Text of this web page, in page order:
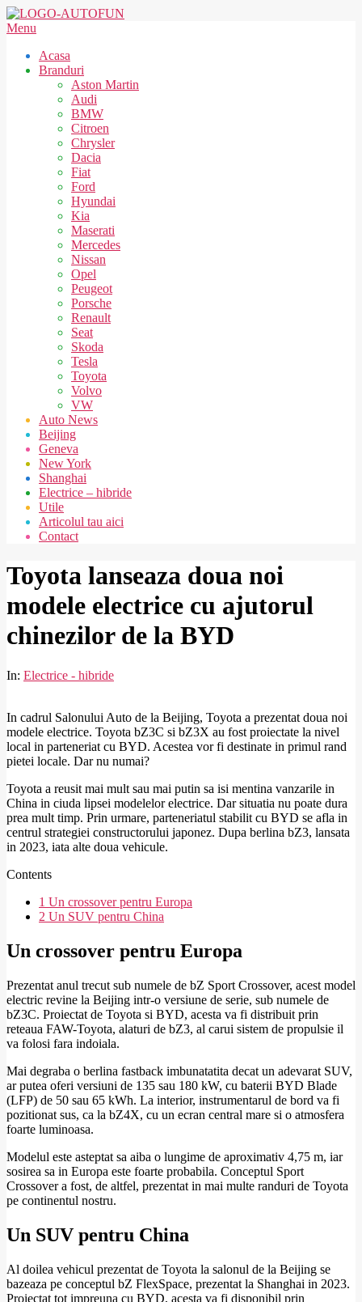
Skip
to
AUTOFUN
Secondary
Menu
Menu
Acasa
Branduri
Aston Martin
Audi
BMW
Citroen
Chrysler
Dacia
Fiat
Ford
Hyundai
Kia
Maserati
Mercedes
Nissan
Opel
Peugeot
Porsche
Renault
Seat
Skoda
Tesla
Toyota
Volvo
VW
Auto News
Beijing
Geneva
New York
Shanghai
Electrice – hibride
Utile
Articolul tau aici
Contact
Toyota lanseaza doua noi
modele electrice cu ajutorul
chinezilor de la BYD
In: Electrice - hibride
In cadrul Salonului Auto de la Beijing, Toyota a prezentat doua noi
modele electrice. Toyota bZ3C si bZ3X au fost proiectate la nivel
local in parteneriat cu BYD. Acestea vor fi destinate in primul rand
pietei locale. Dar nu numai?
Toyota a reusit mai mult sau mai putin sa isi mentina vanzarile in
China in ciuda lipsei modelelor electrice. Dar situatia nu poate dura
prea mult timp. Prin urmare, parteneriatul stabilit cu BYD se afla in
centrul strategiei constructorului japonez. Dupa berlina bZ3, lansata
in 2023, iata alte doua vehicule.
Contents
1 Un crossover pentru Europa
2 Un SUV pentru China
Un crossover pentru Europa
Prezentat anul trecut sub numele de bZ Sport Crossover, acest model
electric revine la Beijing intr-o versiune de serie, sub numele de
bZ3C. Proiectat de Toyota si BYD, acesta va fi distribuit prin
reteaua FAW-Toyota, alaturi de bZ3, al carui sistem de propulsie il
va folosi fara indoiala.
Mai degraba o berlina fastback imbunatatita decat un adevarat SUV,
ar putea oferi versiuni de 135 sau 180 kW, cu baterii BYD Blade
(LFP) de 50 sau 65 kWh. La interior, instrumentarul de bord va fi
pozitionat sus, ca la bZ4X, cu un ecran central mare si o atmosfera
foarte luminoasa.
Modelul este asteptat sa aiba o lungime de aproximativ 4,75 m, iar
sosirea sa in Europa este foarte probabila. Conceptul Sport
Crossover a fost, de altfel, prezentat in mai multe randuri de Toyota
pe continentul nostru.
Un SUV pentru China
Al doilea vehicul prezentat de Toyota la salonul de la Beijing se
bazeaza pe conceptul bZ FlexSpace, prezentat la Shanghai in 2023.
Proiectat tot impreuna cu BYD, acesta va fi disponibil prin